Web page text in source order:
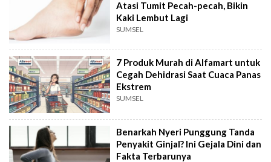
Atasi Tumit Pecah-pecah, Bikin
Kaki Lembut Lagi
SUMSEL
7 Produk Murah di Alfamart untuk
Cegah Dehidrasi Saat Cuaca Panas
Ekstrem
SUMSEL
Benarkah Nyeri Punggung Tanda
Penyakit Ginjal? Ini Gejala Dini dan
Fakta Terbarunya